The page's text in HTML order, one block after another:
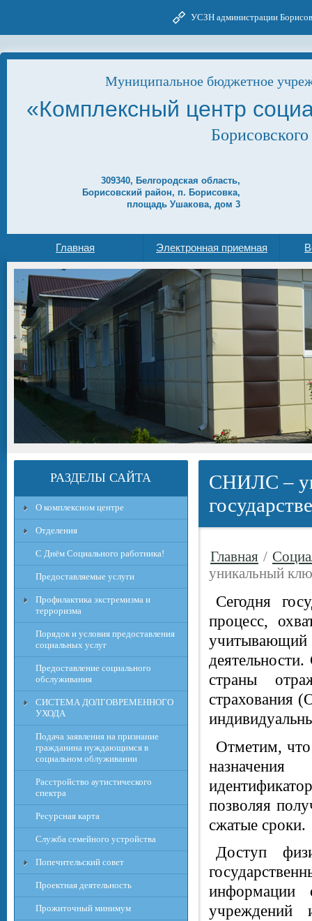
УСЗН администрации
Муниципальное бюджетное
«Комплексный центр
309340, Белгородская область,
Борисовский район, п. Борисовка,
площадь Ушакова, дом 3
Главная Электронная приемная
РАЗДЕЛЫ САЙТА
О комплексном центре
Отделения
С Днём Социального работника!
Предоставляемые услуги
Профилактика экстремизма и
терроризма
Порядок и условия предоставления
социальных услуг
Предоставление социального
обслуживания
СИСТЕМА ДОЛГОВРЕМЕННОГО
УХОДА
Подача заявления на признание
гражданина нуждающимся в
социальном облуживании
Расcтройство аутистического
спектра
Ресурсная карта
Служба семейного устройства
Попечительский совет
Проектная деятельность
Прожиточный минимум
СНИЛС –
Главная /
уникальный
Сегодня
процесс,
страны
страхования
Отметим, что
позволяя
сжатые сроки.
Доступ
информации